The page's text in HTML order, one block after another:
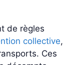
de règles
collective,
Ces